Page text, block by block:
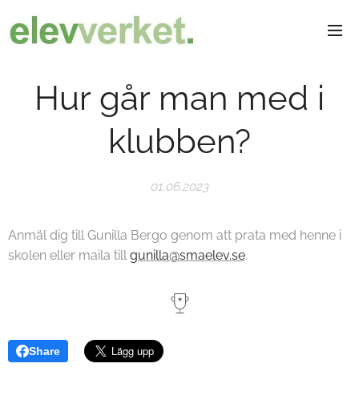
Hur går man med i
klubben?
01.06.2023
Anmäl dig till Gunilla Bergo genom att prata med henne i
skolen eller maila tillgunilla@smaelev.se.
Share